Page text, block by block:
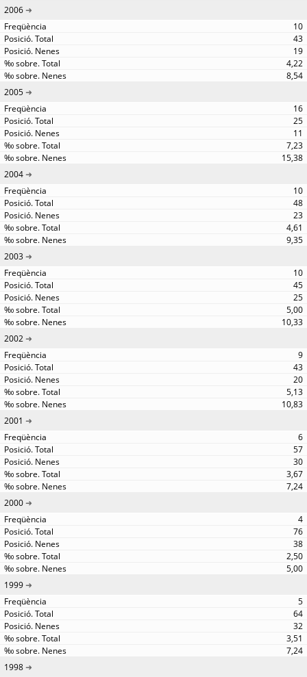
2006
10
43
19
4,22
8,54
2005
16
25
11
7,23
15,38
2004
10
48
23
4,61
9,35
2003
10
45
25
5,00
10,33
2002
9
43
20
5,13
10,83
2001
6
57
30
3,67
7,24
2000
4
76
38
2,50
5,00
1999
5
64
32
3,51
7,24
1998